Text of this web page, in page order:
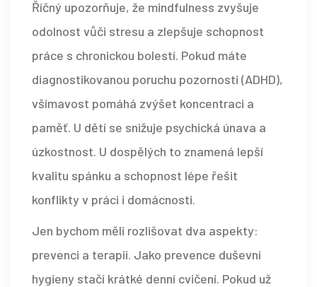
Říčný upozorňuje, že mindfulness zvyšuje
odolnost vůči stresu a zlepšuje schopnost
práce s chronickou bolestí. Pokud máte
diagnostikovanou poruchu pozornosti (ADHD),
všímavost pomáhá zvýšet koncentraci a
paměť. U dětí se snižuje psychická únava a
úzkostnost. U dospělých to znamená lepší
kvalitu spánku a schopnost lépe řešit
konflikty v práci i domácnosti.
Jen bychom měli rozlišovat dva aspekty:
prevenci a terapii. Jako prevence duševní
hygieny stačí krátké denní cvičení. Pokud už